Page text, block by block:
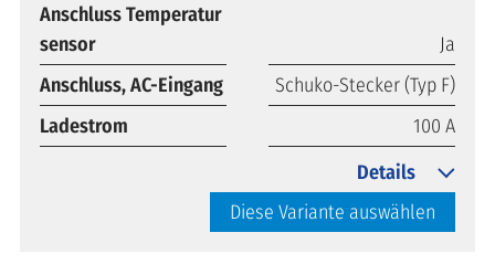
Anschluss Temperatur
sensor
Ja
Anschluss, AC-Eingang
Schuko-Stecker (Typ F)
Ladestrom
100 A
Diese Variante auswählen
Details